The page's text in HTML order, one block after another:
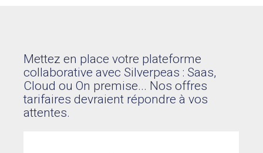
Un service professionnel
La force de la collaboration
Pour ses tarifs transparents
Quel est votre besoin ?
Mettez en place votre plateforme
collaborative avec Silverpeas : Saas,
Cloud ou On premise... Nos offres
tarifaires devraient répondre à vos
attentes.